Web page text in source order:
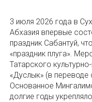
3 июля 2026 года в
Абхазия впервые
праздник Сабантуй,
«праздник плуга».
Татарского
«Дуслык» (в
Основанное
долгие годы